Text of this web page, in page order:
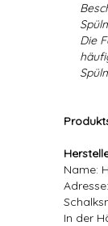
Die
Name:
In der